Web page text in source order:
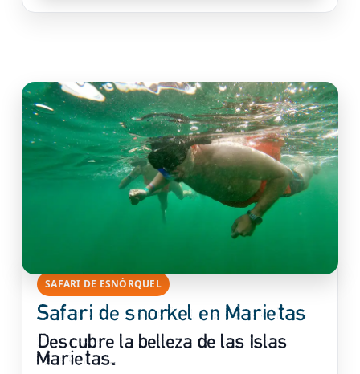
SAFARI DE ESNÓRQUEL
Safari de snorkel en Marietas
Descubre la belleza de las Islas
Marietas.